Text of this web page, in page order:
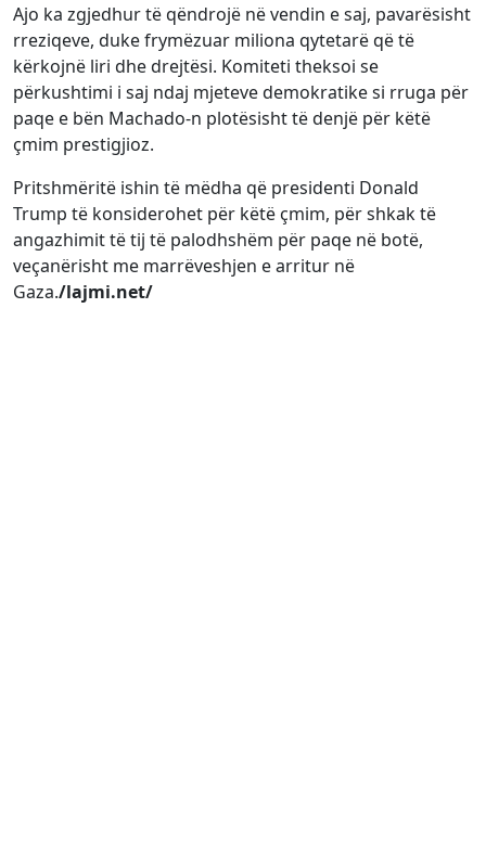
Ajo ka zgjedhur të qëndrojë në vendin e saj, pavarësisht
rreziqeve, duke frymëzuar miliona qytetarë që të
kërkojnë liri dhe drejtësi. Komiteti theksoi se
përkushtimi i saj ndaj mjeteve demokratike si rruga për
paqe e bën Machado-n plotësisht të denjë për këtë
çmim prestigjioz.
Pritshmëritë ishin të mëdha që presidenti Donald
Trump të konsiderohet për këtë çmim, për shkak të
angazhimit të tij të palodhshëm për paqe në botë,
veçanërisht me marrëveshjen e arritur në
Gaza./lajmi.net/